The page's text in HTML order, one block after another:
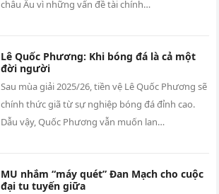
châu Âu vì những vấn đề tài chính…
Lê Quốc Phương: Khi bóng đá là cả một
đời người
Sau mùa giải 2025/26, tiền vệ Lê Quốc Phương sẽ
chính thức giã từ sự nghiệp bóng đá đỉnh cao.
Dẫu vậy, Quốc Phương vẫn muốn lan…
MU nhắm “máy quét” Đan Mạch cho cuộc
đại tu tuyến giữa